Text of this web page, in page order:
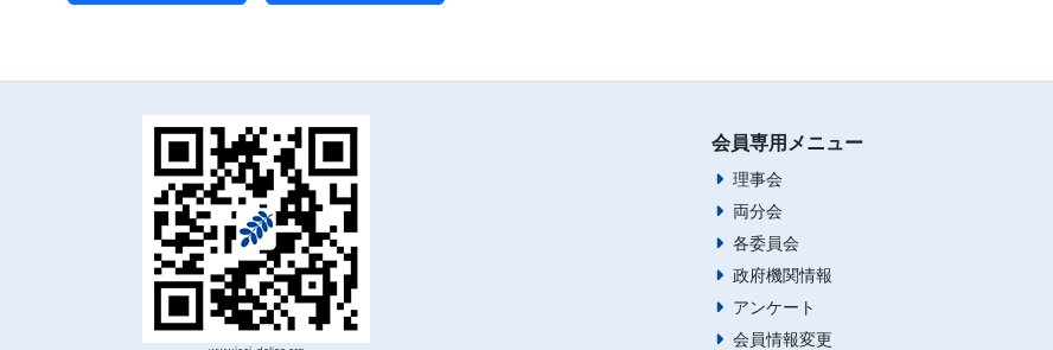
会員専用メニュー
理事会
両分会
各委員会
政府機関情報
アンケート
会員情報変更